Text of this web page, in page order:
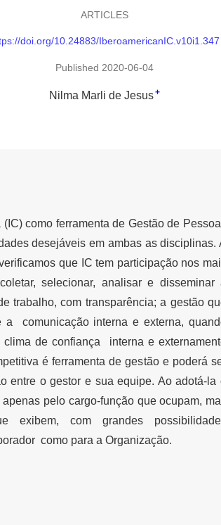
ARTICLES
doi.org/10.24883/IberoamericanIC.v10i1.347
Published 2020-06-04
Nilma Marli de Jesus+
como ferramenta de Gestão de
desejáveis em ambas as disciplinas.
que IC tem participação nos
selecionar, analisar e disseminar
trabalho, com transparência; a gestão
a comunicação interna e externa,
de confiança interna e
é ferramenta de gestão e poderá
entre o gestor e sua equipe. Ao adotá-la
pelo cargo-função que ocupam,
exibem, com grandes
como para a Organização.